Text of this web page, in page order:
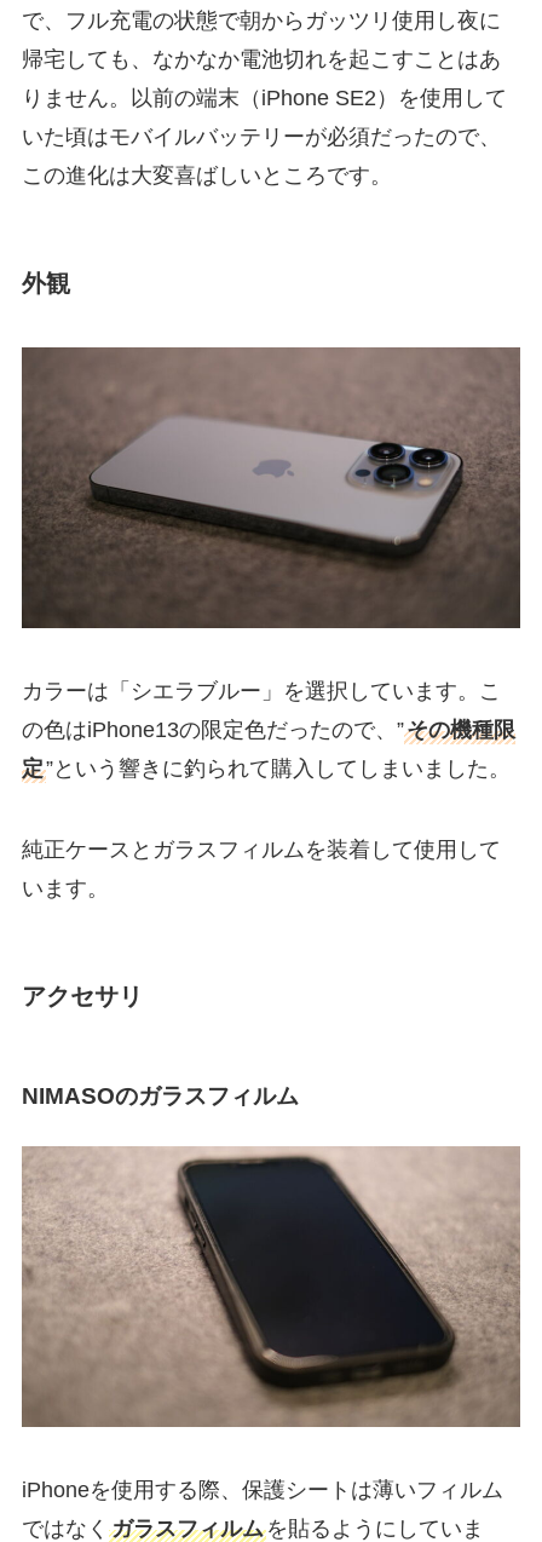
で、フル充電の状態で朝からガッツリ使用し夜に
帰宅しても、なかなか電池切れを起こすことはあ
りません。以前の端末（iPhone SE2）を使用して
いた頃はモバイルバッテリーが必須だったので、
この進化は大変喜ばしいところです。
外観
カラーは「シエラブルー」を選択しています。こ
の色はiPhone13の限定色だったので、”その機種限
定”という響きに釣られて購入してしまいました。
純正ケースとガラスフィルムを装着して使用して
います。
アクセサリ
NIMASOのガラスフィルム
iPhoneを使用する際、保護シートは薄いフィルム
ではなく ガラスフィルムを貼るようにしていま